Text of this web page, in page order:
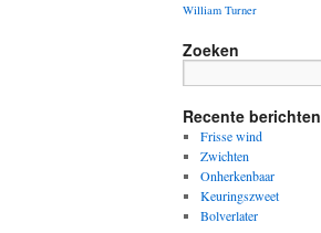
William Turner
Zoeken
Recente berichten
Frisse wind
Zwichten
Onherkenbaar
Keuringszweet
Bolverlater